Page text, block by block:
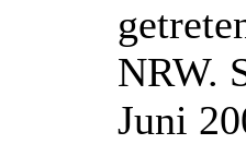
NRW.
Juni